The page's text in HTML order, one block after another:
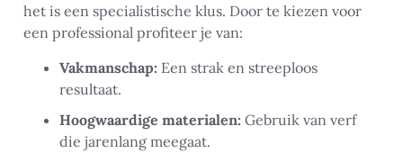
het is een specialistische klus. Door te kiezen voor
een professional profiteer je van:
Vakmanschap: Een strak en streeploos
resultaat.
Hoogwaardige materialen: Gebruik van verf
die jarenlang meegaat.